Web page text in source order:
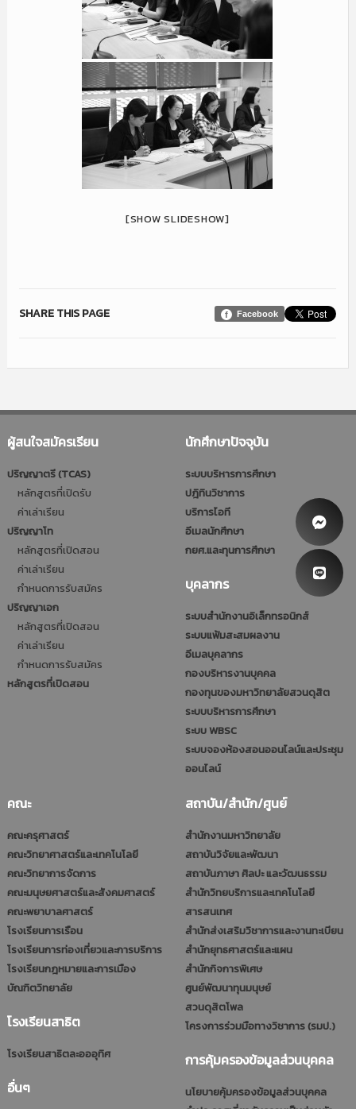
[SHOW SLIDESHOW]
Facebook
SHARE THIS PAGE
ผู้สนใจสมัครเรียน
ปริญญาตรี (TCAS)
หลักสูตรที่เปิดรับ
ค่าเล่าเรียน
ปริญญาโท
หลักสูตรที่เปิดสอน
ค่าเล่าเรียน
กำหนดการรับสมัคร
ปริญญาเอก
หลักสูตรที่เปิดสอน
ค่าเล่าเรียน
กำหนดการรับสมัคร
หลักสูตรที่เปิดสอน
นักศึกษาปัจจุบัน
ระบบบริหารการศึกษา
ปฎิทินวิชาการ
บริการไอที
อีเมลนักศึกษา
กยศ.และทุนการศึกษา
บุคลากร
ระบบสำนักงานอิเล็กทรอนิกส์
ระบบแฟ้มสะสมผลงาน
อีเมลบุคลากร
กองบริหารงานบุคคล
กองทุนของมหาวิทยาลัยสวนดุสิต
ระบบบริหารการศึกษา
ระบบ WBSC
ระบบจองห้องสอนออนไลน์และประชุม
ออนไลน์
คณะ
คณะครุศาสตร์
คณะวิทยาศาสตร์และเทคโนโลยี
คณะวิทยาการจัดการ
คณะมนุษยศาสตร์และสังคมศาสตร์
คณะพยาบาลศาสตร์
โรงเรียนการเรือน
โรงเรียนการท่องเที่ยวและการบริการ
โรงเรียนกฎหมายและการเมือง
บัณฑิตวิทยาลัย
โรงเรียนสาธิต
โรงเรียนสาธิตละอออุทิศ
อื่นๆ
สถาบัน/สำนัก/ศูนย์
สำนักงานมหาวิทยาลัย
สถาบันวิจัยและพัฒนา
สถาบันภาษา ศิลปะ และวัฒนธรรม
สำนักวิทยบริการและเทคโนโลยี
สารสนเทศ
สำนักส่งเสริมวิชาการและงานทะเบียน
สำนักยุทธศาสตร์และแผน
สำนักกิจการพิเศษ
ศูนย์พัฒนาทุนมนุษย์
สวนดุสิตโพล
โครงการร่วมมือทางวิชาการ (รมป.)
การคุ้มครองข้อมูลส่วนบุคคล
นโยบายคุ้มครองข้อมูลส่วนบุคคล